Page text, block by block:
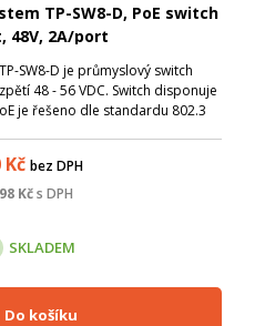
TP-SW8-D, PoE switch
48V, 2A/port
SW8-D je průmyslový switch
48 - 56 VDC. Switch disponuje
je řešeno dle standardu 802.3
Kč bez DPH
Kčs DPH
SKLADEM
Do košíku